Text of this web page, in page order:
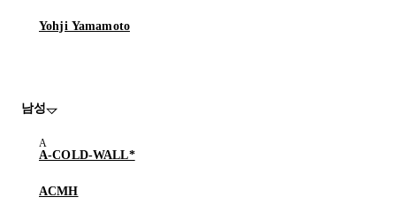
Yohji Yamamoto
남성
A-COLD-WALL*
ACMH